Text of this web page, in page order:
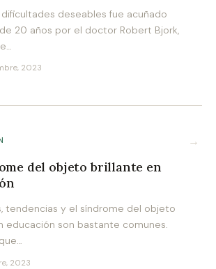
deseables fue acuñado
20 años por el doctor Robert Bjork,
2023
del objeto brillante en
tendencias y el síndrome del objeto
educación son bastante comunes.
2023
→